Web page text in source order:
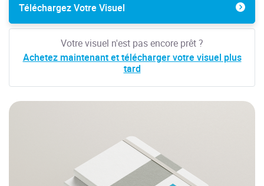
Téléchargez Votre Visuel
Votre visuel n'est pas encore prêt ?
Achetez maintenant et télécharger votre visuel plus
tard